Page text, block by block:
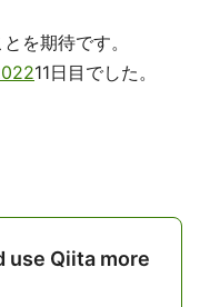
を期待です。
11日目でした。
use Qiita more